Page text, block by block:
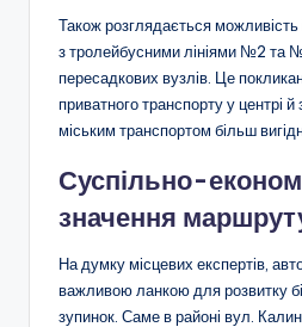
Також розглядається можливість
з тролейбусними лініями №2 та
пересадкових вузлів. Це
приватного транспорту у центрі
міським транспортом більш
Суспільно-
значення
На думку місцевих експертів,
важливою ланкою для розвитку
зупинок. Саме в районі вул.